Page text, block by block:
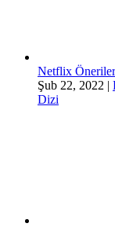
Netflix
Şub 22, 2022 |
Dizi